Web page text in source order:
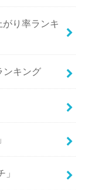
り率ランキ
ンキング